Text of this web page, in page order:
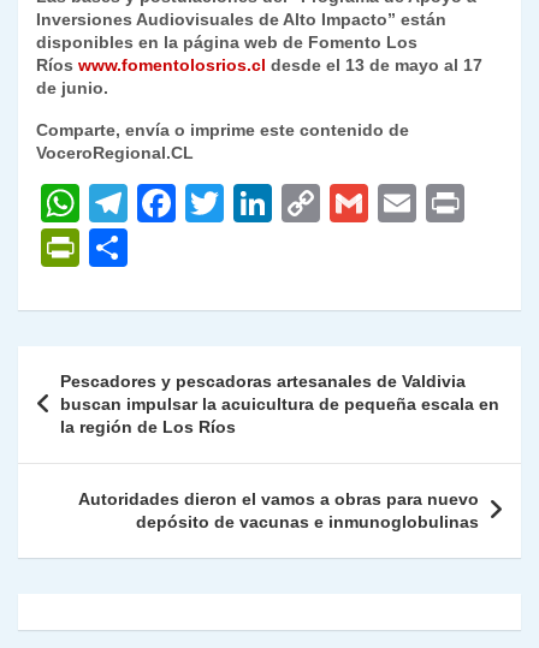
Inversiones Audiovisuales de Alto Impacto” están
disponibles en la página web de Fomento Los
Ríos www.fomentolosrios.cl desde el 13 de mayo al 17
de junio.
Comparte, envía o imprime este contenido de
VoceroRegional.CL
W
h
at
s
p
p
T
gr
m
F
e
o
o
k
T
er
Li
e
n
C
y
n
G
l
E
l
P
nt
Fr
ie
n
dl
y
m
ar
tir
de
entradas
Pescadores y pescadoras artesanales de Valdivia
buscan impulsar la acuicultura de pequeña escala en
la región de Los Ríos
Autoridades dieron el vamos a obras para nuevo
depósito de vacunas e inmunoglobulinas